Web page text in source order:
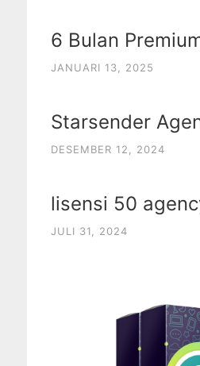
6 Bulan
JANUARI 13, 2025
Starsender
DESEMBER 12, 2024
lisensi 50
JULI 31, 2024